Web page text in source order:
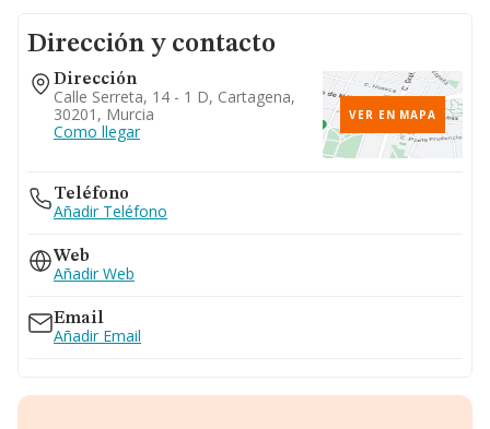
Dirección y contacto
Dirección
Calle Serreta, 14 - 1 D, Cartagena,
30201, Murcia
Como llegar
VER EN MAPA
Teléfono
Añadir Teléfono
Web
Añadir Web
Email
Añadir Email